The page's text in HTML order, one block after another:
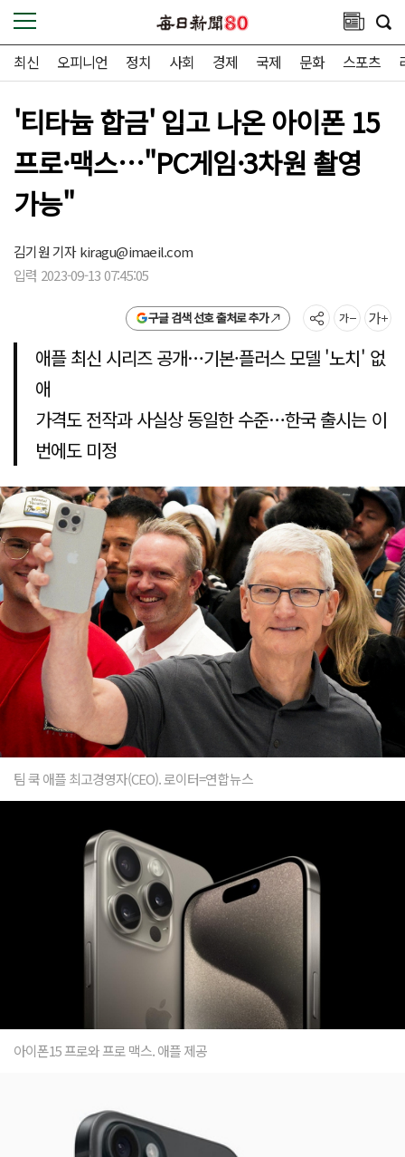
최신 오피니언 정치 사회 경제 국제 문화 스포츠
'티타늄 합금' 입고 나온 아이폰 15
프로·맥스…"PC게임·3차원 촬영
가능"
김기원 기자kiragu@imaeil.com
입력 2023-09-13 07:45:05
구글 검색 선호 출처로 추가
애플 최신 시리즈 공개…기본·플러스 모델 '노치' 없
애
가격도 전작과 사실상 동일한 수준…한국 출시는 이
번에도 미정
팀 쿡 애플 최고경영자(CEO). 로이터=연합뉴스
아이폰15 프로와 프로 맥스. 애플 제공